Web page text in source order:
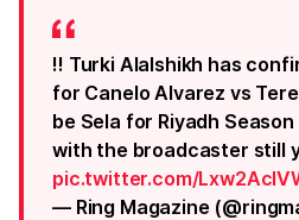
‼️ Turki Alalshikh has
for Canelo Alvarez vs
be Sela for Riyadh
with the broadcaster still
pic.twitter.com/
— Ring Magazine